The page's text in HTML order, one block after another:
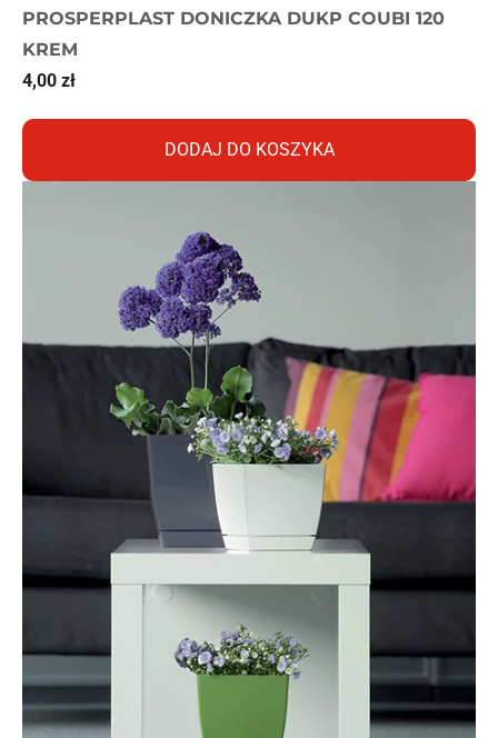
PROSPERPLAST DONICZKA DUKP COUBI 120
KREM
4,00 zł
DODAJ DO KOSZYKA